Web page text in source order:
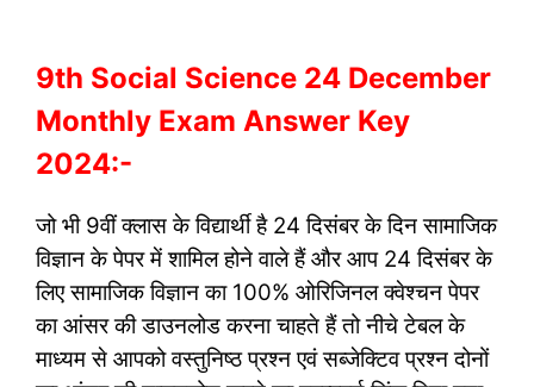
9th Social Science 24 December
Monthly Exam Answer Key
2024:-
जो भी 9वीं क्लास के विद्यार्थी है 24 दिसंबर के दिन सामाजिक
विज्ञान के पेपर में शामिल होने वाले हैं और आप 24 दिसंबर के
लिए सामाजिक विज्ञान का 100% ओरिजिनल क्वेश्चन पेपर
का आंसर की डाउनलोड करना चाहते हैं तो नीचे टेबल के
माध्यम से आपको वस्तुनिष्ठ प्रश्न एवं सब्जेक्टिव प्रश्न दोनों